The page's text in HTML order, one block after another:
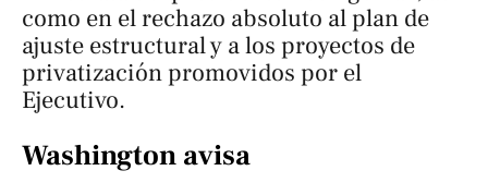
como en el rechazo absoluto al plan de
ajuste estructural y a los proyectos de
privatización promovidos por el
Ejecutivo.
Washington avisa